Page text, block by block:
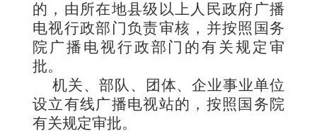
的，由所在地县级以上人民政府广播
电视行政部门负责审核 ，并按照国务
院广播电视行政部门的有关规定审
批。
机关、部队、团体、企业事业单位
设立有线广播电视站的，按照国务院
有关规定审批。